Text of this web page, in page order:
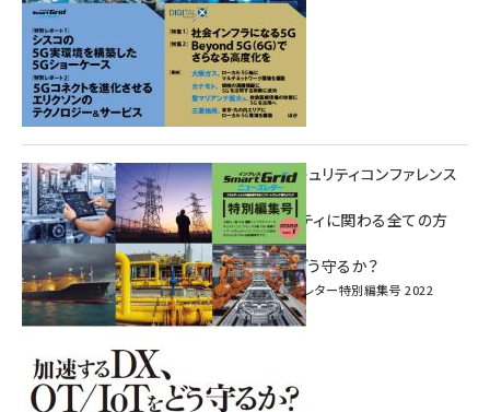
重要インフラサイバーセキュリティコンファレンス
特別電子版！
― 産業サイバーセキュリティに関わる全ての方
へ！ ―
加速するDX、OT/IoTをどう守るか？
インプレス SmartGridニューズレター特別編集号 2022
Vol.1